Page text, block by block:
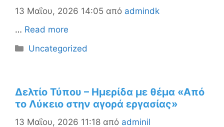
13 Μαΐου, 2026 14:05 από admindk
… Read more
Κατηγορίες
Uncategorized
Δελτίο Τύπου – Ημερίδα με θέμα «Από
το Λύκειο στην αγορά εργασίας»
13 Μαΐου, 2026 11:18 από adminil